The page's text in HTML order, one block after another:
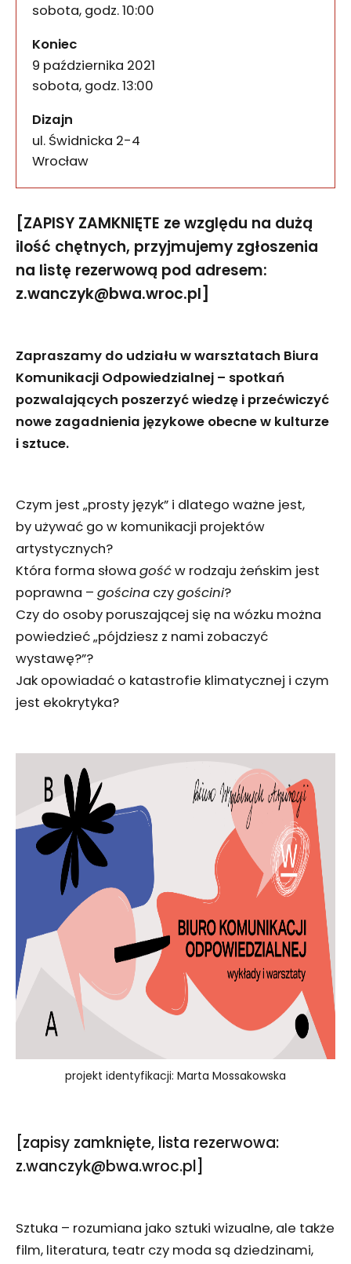
sobota, godz. 10:00
Koniec
9 października 2021
sobota, godz. 13:00
Dizajn
ul. Świdnicka 2-4
50-067
Wrocław
[ZAPISY ZAMKNIĘTE ze względu na dużą
ilość chętnych, przyjmujemy zgłoszenia
na listę rezerwową pod adresem:
z.wanczyk@bwa.wroc.pl]
Zapraszamy do udziału w warsztatach Biura
Komunikacji Odpowiedzialnej – spotkań
pozwalających poszerzyć wiedzę i przećwiczyć
nowe zagadnienia językowe obecne w kulturze
i sztuce.
Czym jest „prosty język” i dlatego ważne jest,
by używać go w komunikacji projektów
artystycznych?
Która forma słowa gośćw rodzaju żeńskim jest
poprawna – gościna czygościni?
Czy do osoby poruszającej się na wózku można
powiedzieć „pójdziesz z nami zobaczyć
wystawę?”?
Jak opowiadać o katastrofie klimatycznej i czym
jest ekokrytyka?
projekt identyfikacji: Marta Mossakowska
[zapisy zamknięte, lista rezerwowa:
z.wanczyk@bwa.wroc.pl]
Sztuka – rozumiana jako sztuki wizualne, ale także
film, literatura, teatr czy moda są dziedzinami,